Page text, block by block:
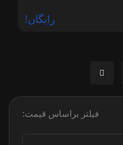
رایگان!
فیلتر براساس قیمت: